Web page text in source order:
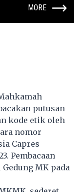
MORE
putusan
kode etik oleh
nomor
Capres-
Pembacaan
MK pada